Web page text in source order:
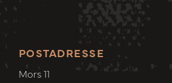
POSTADRESSE
Mors 11